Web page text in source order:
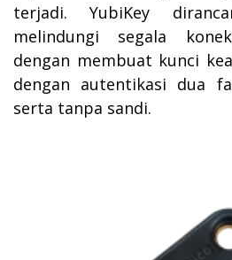
terjadi. YubiKey
melindungi segala
dengan membuat kunci
dengan autentikasi dua
serta tanpa sandi.